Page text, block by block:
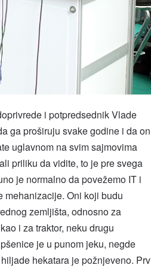
i potpredsednik Vlade
ga proširuju svake godine i da on
uglavnom na svim sajmovima
priliku da vidite, to je pre svega
je normalno da povežemo IT i
mehanizacije. Oni koji budu
zemljišta, odnosno za
i za traktor, neku drugu
je u punom jeku, negde
hekatara je požnjeveno.